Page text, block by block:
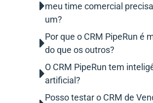
meu time comercial
um?
Por que o CRM PipeRun é
do que os outros?
O CRM PipeRun tem
artificial?
Posso testar o CRM de